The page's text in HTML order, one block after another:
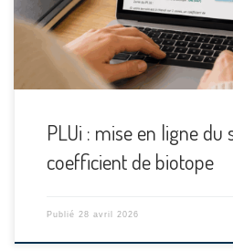
PLUi : mise en ligne
coefficient de biotope
Publié 28 avril 2026